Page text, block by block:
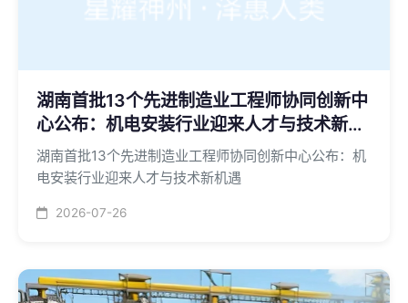
湖南首批13个先进制造业工程师协同创新中
心公布：机电安装行业迎来人才与技术新机
遇
湖南首批13个先进制造业工程师协同创新中心公布：机
电安装行业迎来人才与技术新机遇
2026-07-26